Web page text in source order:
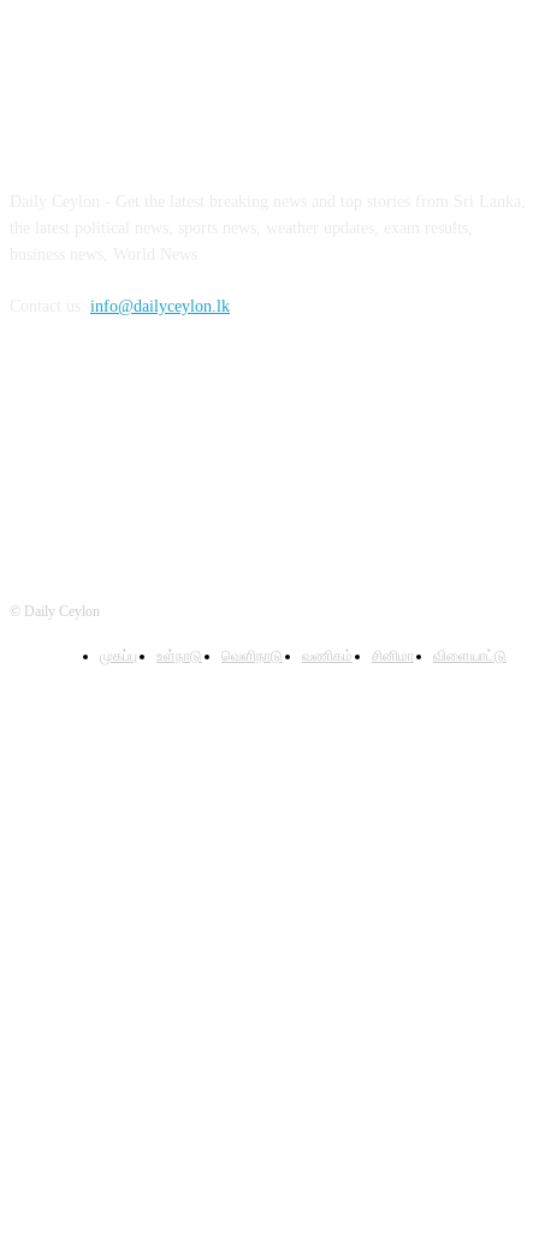
info@dailyceylon.lk
© Daily Ceylon
முகப்பு உள்நாடு வெளிநாடு வணிகம் சினிமா விளையாட்டு